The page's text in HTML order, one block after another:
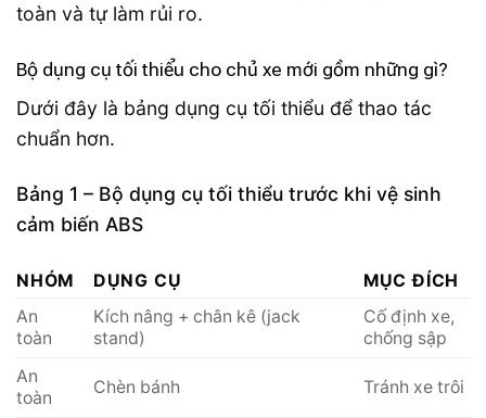
toàn và tự làm rủi ro.
Bộ dụng cụ tối thiểu cho chủ xe mới gồm những gì?
Dưới đây là bảng dụng cụ tối thiểu để thao tác
chuẩn hơn.
Bảng 1 – Bộ dụng cụ tối thiểu trước khi vệ sinh
cảm biến ABS
NHÓM DỤNG CỤ
MỤC ĐÍCH
An
toàn
Kích nâng + chân kê (jack
stand)
Cố định xe,
chống sập
An
toàn
Chèn bánh Tránh xe trôi